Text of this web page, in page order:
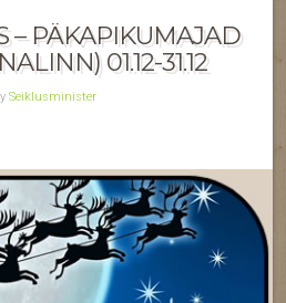
– PÄKAPIKUMAJAD
01.12-31.12
Seiklusminister